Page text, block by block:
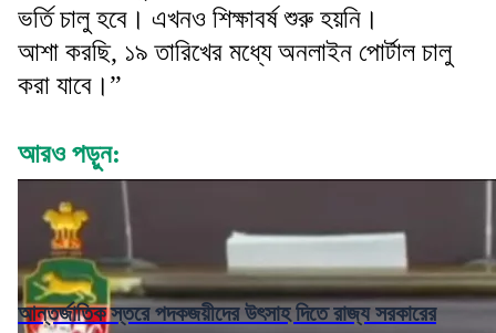
ভর্তি চালু হবে। এখনও শিক্ষাবর্ষ শুরু হয়নি।
আশা করছি, ১৯ তারিখের মধ্যে অনলাইন পোর্টাল চালু
করা যাবে।”
আরও পড়ুন:
আন্তর্জাতিক স্তরে পদকজয়ীদের উৎসাহ দিতে রাজ্য সরকারের